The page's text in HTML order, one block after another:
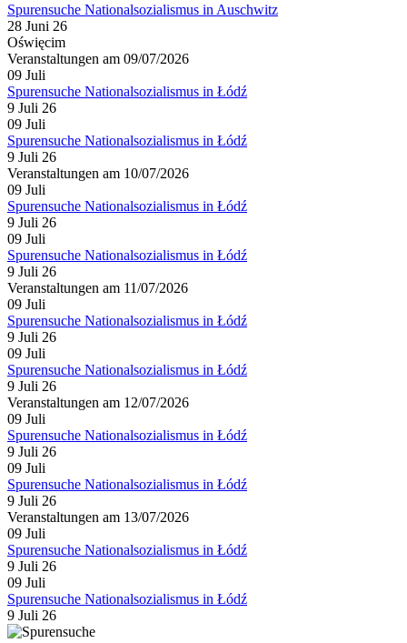
Spurensuche Nationalsozialismus in Auschwitz
28 Juni 26
Oświęcim
Veranstaltungen am 09/07/2026
09 Juli
Spurensuche Nationalsozialismus in Łódź
9 Juli 26
09 Juli
Spurensuche Nationalsozialismus in Łódź
9 Juli 26
Veranstaltungen am 10/07/2026
09 Juli
Spurensuche Nationalsozialismus in Łódź
9 Juli 26
09 Juli
Spurensuche Nationalsozialismus in Łódź
9 Juli 26
Veranstaltungen am 11/07/2026
09 Juli
Spurensuche Nationalsozialismus in Łódź
9 Juli 26
09 Juli
Spurensuche Nationalsozialismus in Łódź
9 Juli 26
Veranstaltungen am 12/07/2026
09 Juli
Spurensuche Nationalsozialismus in Łódź
9 Juli 26
09 Juli
Spurensuche Nationalsozialismus in Łódź
9 Juli 26
Veranstaltungen am 13/07/2026
09 Juli
Spurensuche Nationalsozialismus in Łódź
9 Juli 26
09 Juli
Spurensuche Nationalsozialismus in Łódź
9 Juli 26